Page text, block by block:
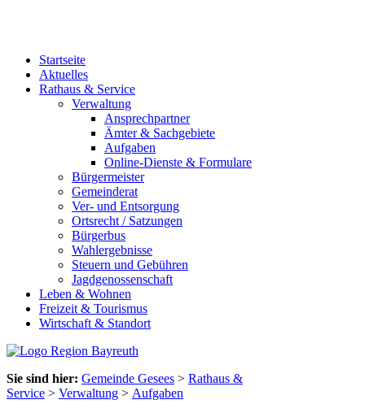
Startseite
Aktuelles
Rathaus & Service
Verwaltung
Ansprechpartner
Ämter & Sachgebiete
Aufgaben
Online-Dienste & Formulare
Bürgermeister
Gemeinderat
Ver- und Entsorgung
Ortsrecht / Satzungen
Bürgerbus
Wahlergebnisse
Steuern und Gebühren
Jagdgenossenschaft
Leben & Wohnen
Freizeit & Tourismus
Wirtschaft & Standort
Sie sind hier: Gemeinde Gesees > Rathaus &
Service > Verwaltung > Aufgaben